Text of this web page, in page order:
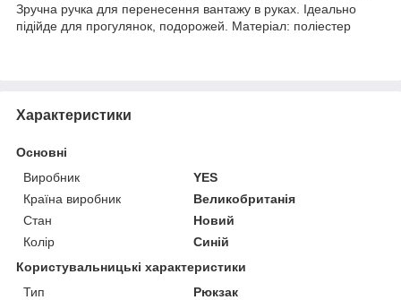
Зручна ручка для перенесення вантажу в руках. Ідеально
підійде для прогулянок, подорожей. Матеріал: поліестер
Характеристики
Основні
Виробник
YES
Країна виробник
Великобританія
Стан
Новий
Колір
Синій
Користувальницькі характеристики
Тип
Рюкзак